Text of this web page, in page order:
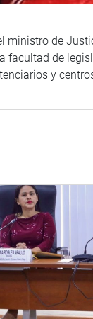
ministro de
facultad de
y